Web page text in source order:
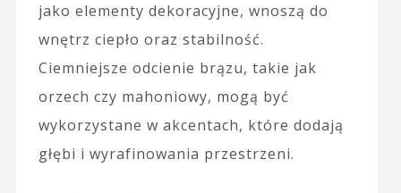
jako elementy dekoracyjne, wnoszą do
wnętrz ciepło oraz stabilność.
Ciemniejsze odcienie brązu, takie jak
orzech czy mahoniowy, mogą być
wykorzystane w akcentach, które dodają
głębi i wyrafinowania przestrzeni.